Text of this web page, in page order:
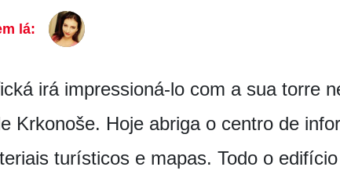
lá:
irá impressioná-lo com a sua torre
Krkonoše. Hoje abriga o centro de
turísticos e mapas. Todo o